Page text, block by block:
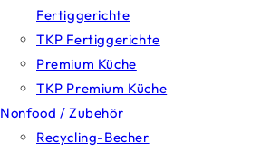
Fertiggerichte
TKP Fertiggerichte
Premium Küche
TKP Premium Küche
Nonfood / Zubehör
Recycling-Becher